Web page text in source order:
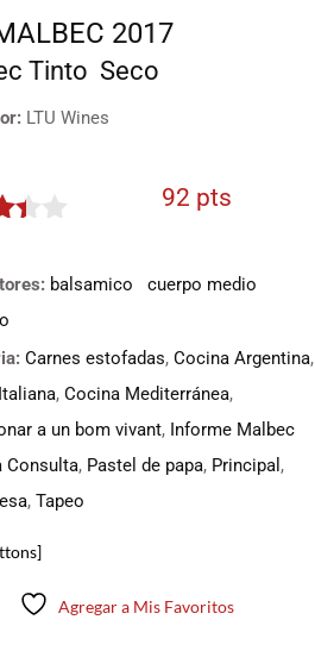
2017
Tinto Seco
LTU Wines
92 pts
balsamico
cuerpo medio
Carnes estofadas, Cocina Argentina,
, Cocina Mediterránea,
a un bom vivant, Informe Malbec
Consulta, Pastel de papa, Principal ,
, Tapeo
Agregar a Mis Favoritos